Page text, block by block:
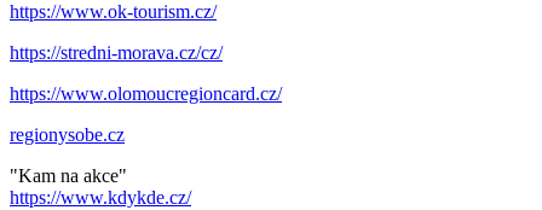
https://www.ok-tourism.cz/
https://stredni-morava.cz/cz/
https://www.olomoucregioncard.cz/
regionysobe.cz
"Kam na akce"
https://www.kdykde.cz/